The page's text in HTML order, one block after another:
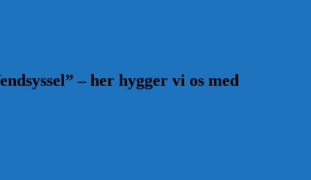
– her hygger vi os med